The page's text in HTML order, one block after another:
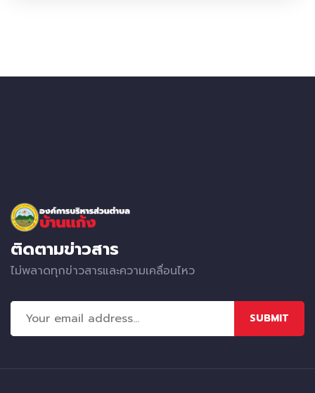
ติดตามข่าวสาร
ไม่พลาดทุกข่าวสารและความเคลื่อนไหว
SUBMIT